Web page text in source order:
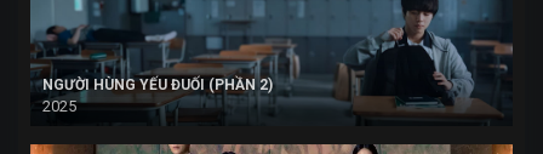
NGƯỜI HÙNG YẾU ĐUỐI (PHẦN 2)
2025